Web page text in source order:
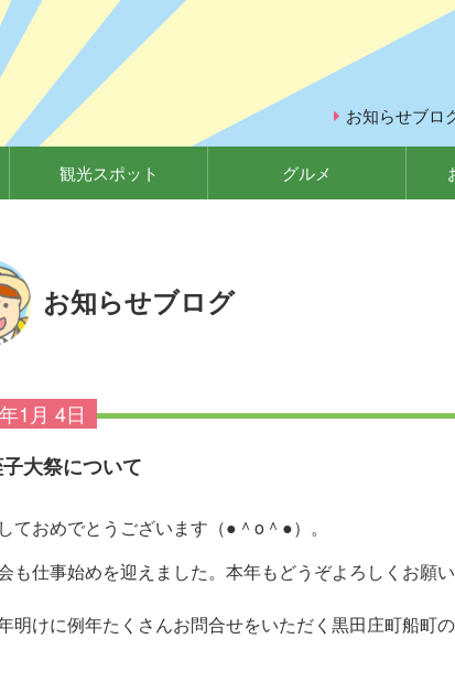
観光スポット グルメ
お知らせブロ
お知らせブログ
大祭について
1月 4日
ておめでとうございます（●＾o＾●）。
も仕事始めを迎えました。本年もどうぞよろしくお願
明けに例年たくさんお問合せをいただく黒田庄町船町